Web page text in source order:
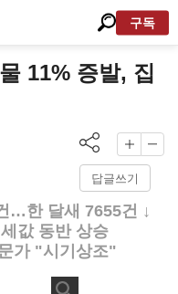
구독
11% 증발, 집
답글쓰기
…한 달새 7655건 ↓
값 동반 상승
가 "시기상조"